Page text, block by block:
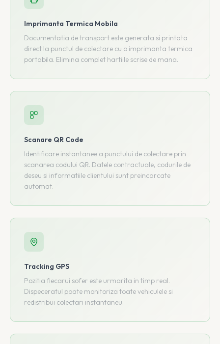
Imprimanta Termica Mobila
Documentatia de transport este generata si printata
direct la punctul de colectare cu o imprimanta termica
portabila. Elimina complet hartiile scrise de mana.
Scanare QR Code
Identificare instantanee a punctului de colectare prin
scanarea codului QR. Datele contractuale, codurile de
deseu si informatiile clientului sunt preincarcate
automat.
Tracking GPS
Pozitia fiecarui sofer este urmarita in timp real.
Dispeceratul poate monitoriza toate vehiculele si
redistribui colectari instantaneu.